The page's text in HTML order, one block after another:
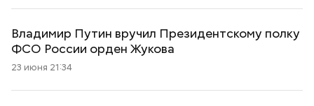
Владимир Путин вручил Президентскому полку
ФСО России орден Жукова
23 июня 21:34